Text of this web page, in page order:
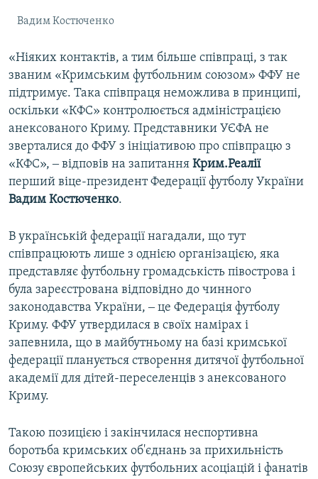
Вадим Костюченко
«Ніяких контактів, а тим більше співпраці, з так
званим «Кримським футбольним союзом» ФФУ не
підтримує. Така співпраця неможлива в принципі,
оскільки «КФС» контролюється адміністрацією
анексованого Криму. Представники УЄФА не
зверталися до ФФУ з ініціативою про співпрацю з
«КФС», ‒ відповів на запитання Крим.Реалії
перший віце-президент Федерації футболу України
Вадим Костюченко.
В українській федерації нагадали, що тут
співпрацюють лише з однією організацією, яка
представляє футбольну громадськість півострова і
була зареєстрована відповідно до чинного
законодавства України, ‒ це Федерація футболу
Криму. ФФУ утвердилася в своїх намірах і
запевнила, що в майбутньому на базі кримської
федерації планується створення дитячої футбольної
академії для дітей-переселенців з анексованого
Криму.
Такою позицією і закінчилася неспортивна
боротьба кримських об'єднань за прихильність
Союзу європейських футбольних асоціацій і фанатів